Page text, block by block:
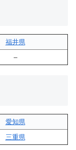
福井県
–
愛知県
三重県